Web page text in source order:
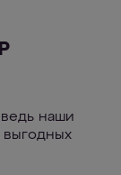
наши
выгодных